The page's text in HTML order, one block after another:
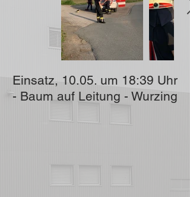
Einsatz, 10.05. um 18:39 Uhr
- Baum auf Leitung - Wurzing